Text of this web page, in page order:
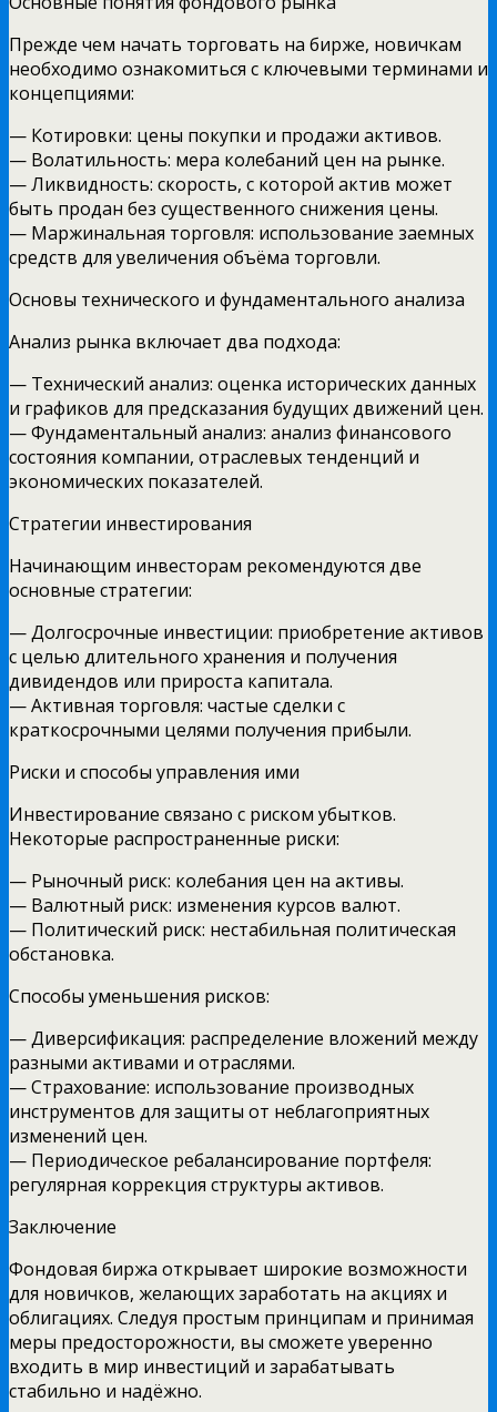
Прежде чем начать торговать на бирже, новичкам
необходимо ознакомиться с ключевыми терминами и
концепциями:
— Котировки: цены покупки и продажи активов.
— Волатильность: мера колебаний цен на рынке.
— Ликвидность: скорость, с которой актив может
быть продан без существенного снижения цены.
— Маржинальная торговля: использование заемных
средств для увеличения объёма торговли.
Основы технического и фундаментального анализа
Анализ рынка включает два подхода:
— Технический анализ: оценка исторических данных
и графиков для предсказания будущих движений цен.
— Фундаментальный анализ: анализ финансового
состояния компании, отраслевых тенденций и
экономических показателей.
Стратегии инвестирования
Начинающим инвесторам рекомендуются две
основные стратегии:
— Долгосрочные инвестиции: приобретение активов
с целью длительного хранения и получения
дивидендов или прироста капитала.
— Активная торговля: частые сделки с
краткосрочными целями получения прибыли.
Риски и способы управления ими
Инвестирование связано с риском убытков.
Некоторые распространенные риски:
— Рыночный риск: колебания цен на активы.
— Валютный риск: изменения курсов валют.
— Политический риск: нестабильная политическая
обстановка.
Способы уменьшения рисков:
— Диверсификация: распределение вложений между
разными активами и отраслями.
— Страхование: использование производных
инструментов для защиты от неблагоприятных
изменений цен.
— Периодическое ребалансирование портфеля:
регулярная коррекция структуры активов.
Заключение
Фондовая биржа открывает широкие возможности
для новичков, желающих заработать на акциях и
облигациях. Следуя простым принципам и принимая
меры предосторожности, вы сможете уверенно
входить в мир инвестиций и зарабатывать
стабильно и надёжно.